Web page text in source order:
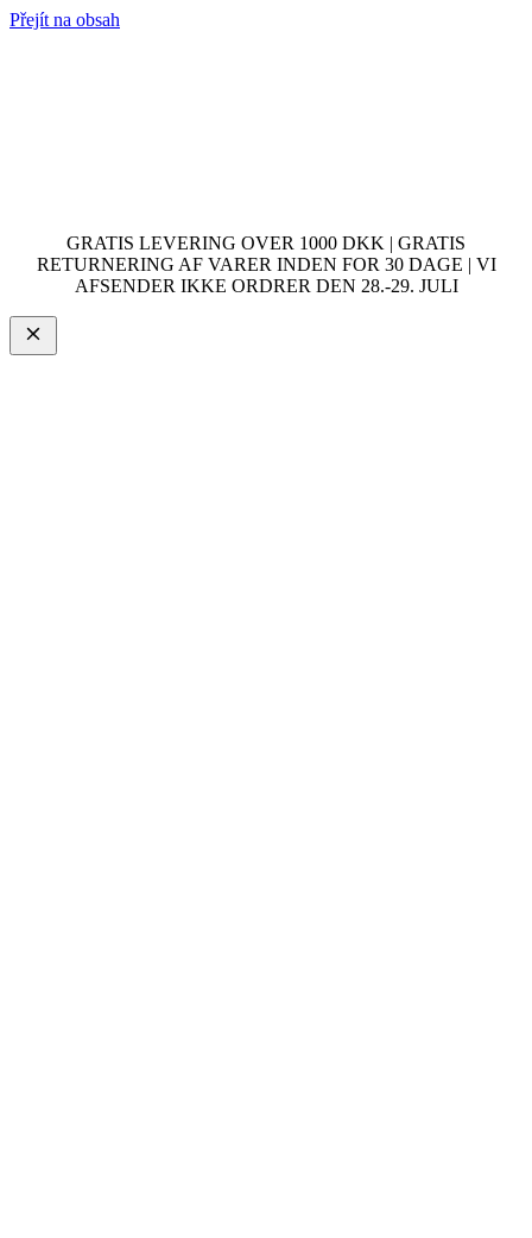
Přejít na obsah
GRATIS LEVERING OVER 1000 DKK | GRATIS
RETURNERING AF VARER INDEN FOR 30 DAGE | VI
AFSENDER IKKE ORDRER DEN 28.-29. JULI